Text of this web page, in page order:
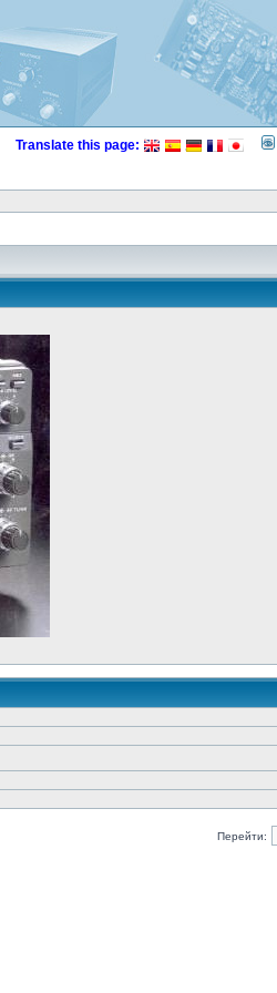
Translate this page:
Перейти: